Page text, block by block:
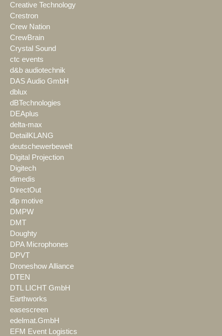
Creative Technology
Crestron
Crew Nation
CrewBrain
Crystal Sound
ctc events
d&b audiotechnik
DAS Audio GmbH
dblux
dBTechnologies
DEAplus
delta-max
DetailKLANG
deutschewerbewelt
Digital Projection
Digitech
dimedis
DirectOut
dlp motive
DMPW
DMT
Doughty
DPA Microphones
DPVT
Droneshow Alliance
DTEN
DTL LICHT GmbH
Earthworks
easescreen
edelmat.GmbH
EFM Event Logistics